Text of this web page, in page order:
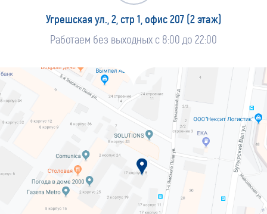
Угрешская ул., 2, стр 1, офис 207 (2 этаж)
Работаем без выходных с 8:00 до 22:00